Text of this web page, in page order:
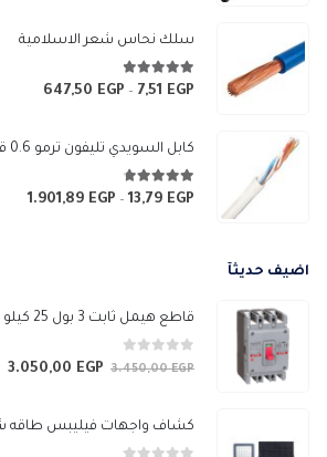
منسلك نحاس شعر الاسلامية
4.83 من 5
7,51 EGP
–
647,50 EGP
من
خلال
كابل السويدي تليفون ترمو 0.6 قطر
4.67 من 5
13,79 EGP
–
1.901,89 EGP
اضيف حديثآ
قاطع هيمل ثابت 3 بول 25 كيلو امبير
0 من 53.450,00EGP
السعر
هو:
3.050,00 EGP
كشاف واجهات فيليبس طاقه